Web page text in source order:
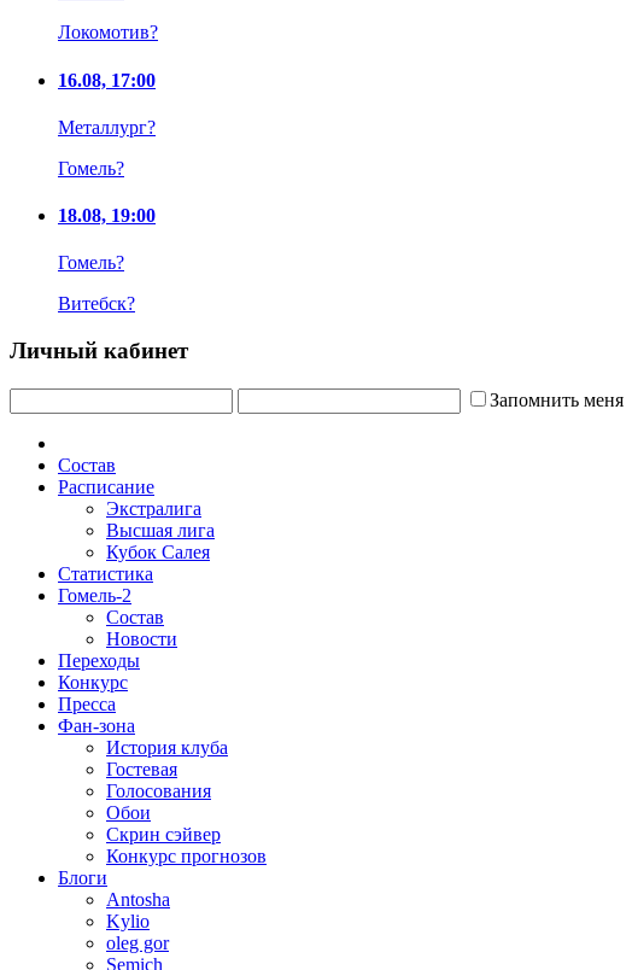
Локомотив?
16.08, 17:00
Металлург?
Гомель?
18.08, 19:00
Гомель?
Витебск?
Личный кабинет
Запомнить меня
Состав
Расписание
Экстралига
Высшая лига
Кубок Салея
Статистика
Гомель-2
Состав
Новости
Переходы
Конкурс
Пресса
Фан-зона
История клуба
Гостевая
Голосования
Обои
Скрин сэйвер
Конкурс прогнозов
Блоги
Antosha
Kylio
oleg gor
Semich